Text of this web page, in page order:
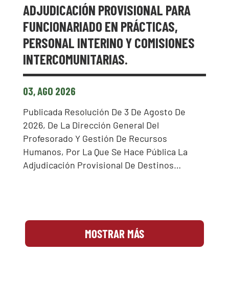
ADJUDICACIÓN PROVISIONAL PARA
FUNCIONARIADO EN PRÁCTICAS,
PERSONAL INTERINO Y COMISIONES
INTERCOMUNITARIAS.
03, AGO 2026
Publicada Resolución De 3 De Agosto De
2026, De La Dirección General Del
Profesorado Y Gestión De Recursos
Humanos, Por La Que Se Hace Pública La
Adjudicación Provisional De Destinos…
MOSTRAR MÁS